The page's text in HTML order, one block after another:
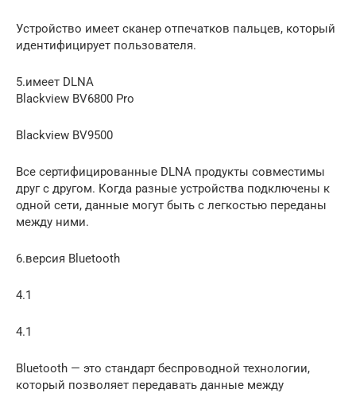
Устройство имеет сканер отпечатков пальцев, который
идентифицирует пользователя.
5.имеет DLNA
Blackview BV6800 Pro
Blackview BV9500
Все сертифицированные DLNA продукты совместимы
друг с другом. Когда разные устройства подключены к
одной сети, данные могут быть с легкостью переданы
между ними.
6.версия Bluetooth
4.1
4.1
Bluetooth — это стандарт беспроводной технологии,
который позволяет передавать данные между